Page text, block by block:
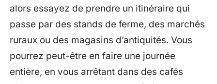
alors essayez de prendre un itinéraire qui
passe par des stands de ferme, des marchés
ruraux ou des magasins d’antiquités. Vous
pourrez peut-être en faire une journée
entière, en vous arrêtant dans des cafés